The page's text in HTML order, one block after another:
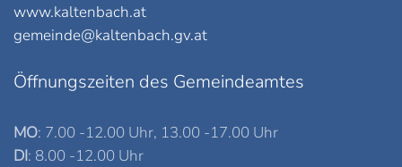
www.kaltenbach.at
gemeinde@kaltenbach.gv.at
Öffnungszeiten des Gemeindeamtes
MO: 7.00 -12.00 Uhr, 13.00 -17.00 Uhr
DI: 8.00 -12.00 Uhr